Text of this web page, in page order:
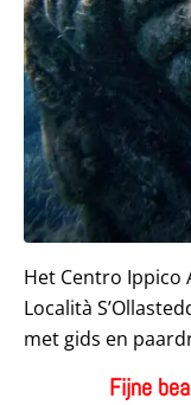
Het Centro Ippico
Località
met gids en
Fijne